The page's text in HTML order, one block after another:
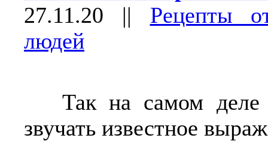
27.11.20 || Рецепты
людей
Так на самом деле
звучать известное